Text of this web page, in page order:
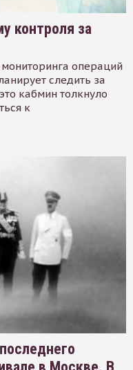
контроля за
операций
следить за
кабмин толкнуло
к